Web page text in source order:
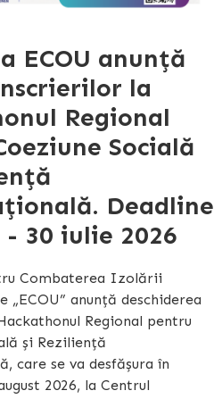
ECOU anunță
la
Regional
Socială
Deadline
30 iulie 2026
Combaterea Izolării
anunță deschiderea
Regional pentru
și Reziliență
care se va desfășura în
2026, la Centrul